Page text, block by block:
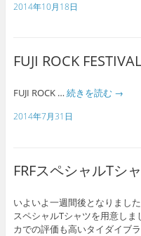
2014年10月18日
FUJI ROCK
FUJI ROCK … 続きを読む →
2014年7月31日
FRFスペシャルTシ
いよいよ一週間後となりました
スペシャルTシャツを用意し
カでの評価も高いタイダイブ